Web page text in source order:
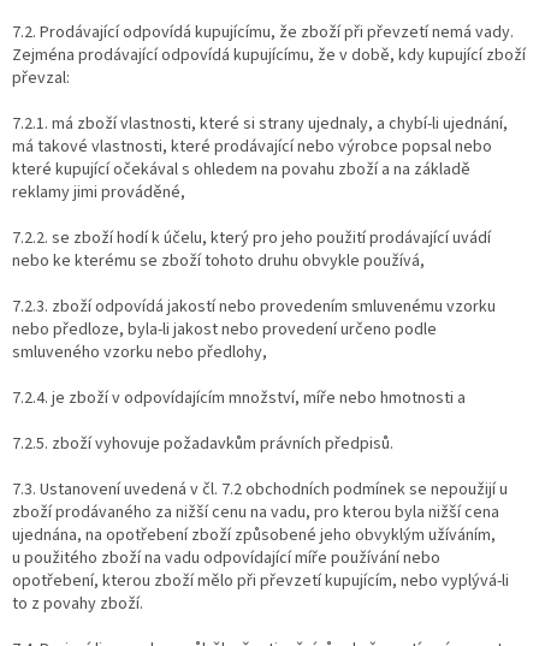
7.2. Prodávající odpovídá kupujícímu, že zboží při převzetí nemá vady.
Zejména prodávající odpovídá kupujícímu, že v době, kdy kupující zboží
převzal:
7.2.1. má zboží vlastnosti, které si strany ujednaly, a chybí-li ujednání,
má takové vlastnosti, které prodávající nebo výrobce popsal nebo
které kupující očekával s ohledem na povahu zboží a na základě
reklamy jimi prováděné,
7.2.2. se zboží hodí k účelu, který pro jeho použití prodávající uvádí
nebo ke kterému se zboží tohoto druhu obvykle používá,
7.2.3. zboží odpovídá jakostí nebo provedením smluvenému vzorku
nebo předloze, byla-li jakost nebo provedení určeno podle
smluveného vzorku nebo předlohy,
7.2.4. je zboží v odpovídajícím množství, míře nebo hmotnosti a
7.2.5. zboží vyhovuje požadavkům právních předpisů.
7.3. Ustanovení uvedená v čl. 7.2 obchodních podmínek se nepoužijí u
zboží prodávaného za nižší cenu na vadu, pro kterou byla nižší cena
ujednána, na opotřebení zboží způsobené jeho obvyklým užíváním,
u použitého zboží na vadu odpovídající míře používání nebo
opotřebení, kterou zboží mělo při převzetí kupujícím, nebo vyplývá-li
to z povahy zboží.